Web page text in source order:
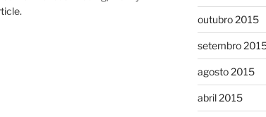
outubro 2015
setembro
agosto 2015
abril 2015